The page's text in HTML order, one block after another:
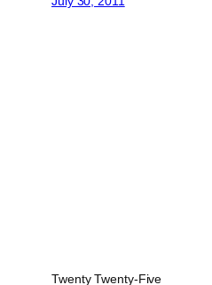
Twenty Twenty-Five